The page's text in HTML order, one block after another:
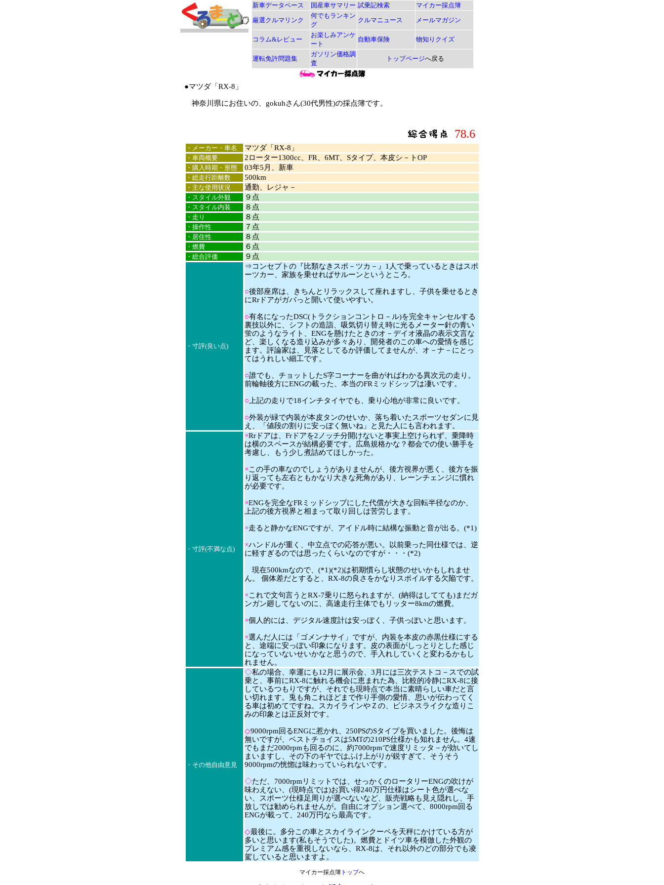
新車データベース 国産車サマリー 試乗記検索
マイカー採点簿
厳選クルマリンク
何でもランキン
グ
クルマニュース メールマガジン
コラム&レビュー
お楽しみアンケ
ート
自動車保険 物知りクイズ
運転免許問題集
ガソリン価格調
査
トップページへ戻る
●マツダ「RX-8」
神奈川県にお住いの、gokuhさん(30代男性)の採点簿です。
78.6
・メーカー・車名 マツダ「RX-8」
・車両概要 2ローター1300cc、FR、6MT、Sタイプ、本皮シ－トOP
・購入時期・形態 03年5月、新車
・総走行距離数 500km
・主な使用状況 通勤、レジャ－
・スタイル外観 ９点
・スタイル内装 ８点
・走り ８点
・操作性 ７点
・居住性 ８点
・燃費 ６点
・総合評価 ９点
・寸評(良い点)
⇒コンセプトの『比類なきスポ－ツカ－』1人で乗っているときはスポ
ーツカー、家族を乗せればサルーンというところ。
○後部座席は、きちんとリラックスして座れますし、子供を乗せるとき
にRrドアがガバっと開いて使いやすい。
○有名になったDSC(トラクションコントロ－ル)を完全キャンセルする
裏技以外に、シフトの造詣、吸気切り替え時に光るメーター針の青い
蛍のようなライト、ENGを懸けたときのオ－デイオ液晶の表示文言な
ど、楽しくなる造り込みが多々あり、開発者のこの車への愛情を感じ
ます。評論家は、見落としてるか評価してませんが、オ－ナ－にとっ
てはうれしい細工です。
○誰でも、チョットしたS字コーナーを曲がればわかる異次元の走り。
前輪軸後方にENGの載った、本当のFRミッドシップは凄いです。
○ 上記の走りで18インチタイヤでも、乗り心地が非常に良いです。
○外装が緑で内装が本皮タンのせいか、落ち着いたスポーツセダンに見
え、「値段の割りに安っぽく無いね」と見た人にも言われます。
・寸評(不満な点)
×Rrドアは、Frドアを2ノッチ分開けないと事実上空けられず、乗降時
は横のスペースが結構必要です。広島規格かな？都会での使い勝手を
考慮し、もう少し煮詰めてほしかった。
×この手の車なのでしょうがありませんが、後方視界が悪く、後方を振
り返っても左右ともかなり大きな死角があり、レーンチェンジに慣れ
が必要です。
×ENGを完全なFRミッドシップにした代償が大きな回転半径なのか、
上記の後方視界と相まって取り回しは苦労します。
×走ると静かなENGですが、アイドル時に結構な振動と音が出る。(*1)
×ハンドルが重く、中立点での応答が悪い。以前乗った同仕様では、逆
に軽すぎるのでは思ったくらいなのですが・・・(*2)
現在500kmなので、(*1)(*2)は初期慣らし状態のせいかもしれませ
ん。 個体差だとすると、RX-8の良さをかなりスポイルする欠陥です。
×これで文句言うとRX-7乗りに怒られますが、(納得はしてても)まだガ
ンガン廻してないのに、高速走行主体でもリッター8kmの燃費。
×個人的には、デジタル速度計は安っぽく、子供っぽいと思います。
×選んだ人には「ゴメンナサイ」ですが、内装を本皮の赤黒仕様にする
と、途端に安っぽい印象になります。皮の表面がしっとりとした感じ
になっていないせいかなと思うので、手入れしていくと変わるかもし
れません。
・その他自由意見
◇私の場合、幸運にも12月に展示会、3月には三次テストコ－スでの試
乗と、事前にRX-8に触れる機会に恵まれた為、比較的冷静にRX-8に接
しているつもりですが、それでも現時点で本当に素晴らしい車だと言
い切れます。兎も角これほどまで作り手側の愛情、思いが伝わってく
る車は初めてですね。スカイラインやＺの、ビジネスライクな造りこ
みの印象とは正反対です。
◇9000rpm回るENGに惹かれ、250PSのSタイプを買いました。後悔は
無いですが、ベストチョイスは5MTの210PS仕様かも知れません。4速
でもまだ2000rpmも回るのに、約7000rpmで速度リミッタ－が効いてし
まいますし、その下のギヤではふけ上がりが鋭すぎて、そうそう
9000rpmの恍惚は味わっていられないです。
◇ただ、7000rpmリミットでは、せっかくのロータリーENGの吹けが
味わえない、(現時点では)お買い得240万円仕様はシート色が選べな
い、スポーツ仕様足周りが選べないなど、販売戦略も見え隠れし、手
放しでは勧められませんが。自由にオプション選べて、8000rpm回る
ENGが載って、240万円なら最高です。
◇最後に。多分この車とスカイラインクーペを天秤にかけている方が
多いと思います(私もそうでした)。燃費とドイツ車を模倣した外観の
プレミアム感を重視しないなら、RX-8は、それ以外のどの部分でも凌
駕していると思いますよ。
マイカー採点簿 トップへ